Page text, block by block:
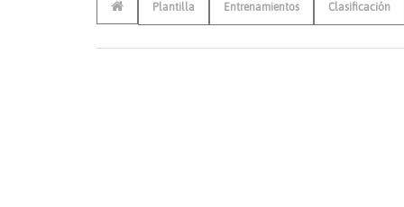
Plantilla Entrenamientos Clasificación